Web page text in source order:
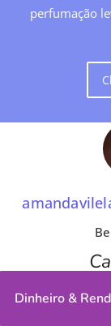
perfumação
Dinheiro &